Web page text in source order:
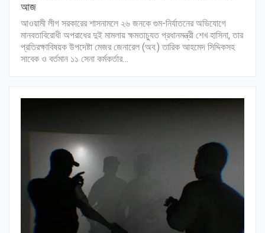
আজ
আওয়ামী লীগ সরকারের শাসনামলে ২৬ জনকে গুম-নির্যাতনের অভিযোগে
মানবতাবিরোধী অপরাধের দুই মামলায় ক্ষমতাচ্যুত প্রধানমন্ত্রী শেখ হাসিনা, তার
প্রতিরক্ষাবিষয়ক উপদেষ্টা মেজর জেনারেল (অব.) তারিক আহমেদ সিদ্দিকসহ
সাবেক ও বর্তমান ১১ সেনা কর্মকর্তার…